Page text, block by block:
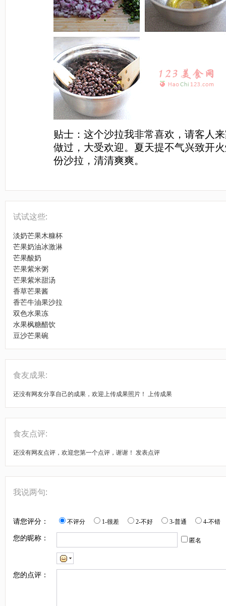
贴士：这个沙拉我非常喜欢，请客人
做过，大受欢迎。夏天提不气兴致开
份沙拉，清清爽爽。
试试这些:
淡奶芒果木糠杯
芒果奶油冰激淋
芒果酸奶
芒果紫米粥
芒果紫米甜汤
香草芒果酱
香芒牛油果沙拉
双色水果冻
水果枫糖醋饮
豆沙芒果碗
食友成果:
还没有网友分享自己的成果，欢迎上传成果照片！ 上传成果
食友点评:
还没有网友点评，欢迎您第一个点评，谢谢！ 发表点评
我说两句:
请您评分： 不评分 1-很差 2-不好 3-普通 4-不错
您的昵称： 匿名
您的点评：